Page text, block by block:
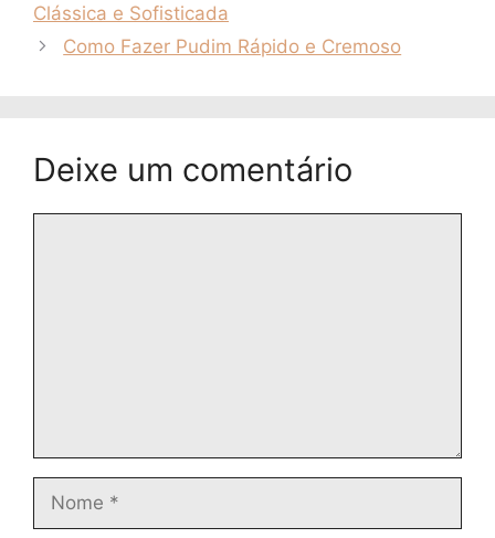
Clássica e Sofisticada
Como Fazer Pudim Rápido e Cremoso
Deixe um comentário